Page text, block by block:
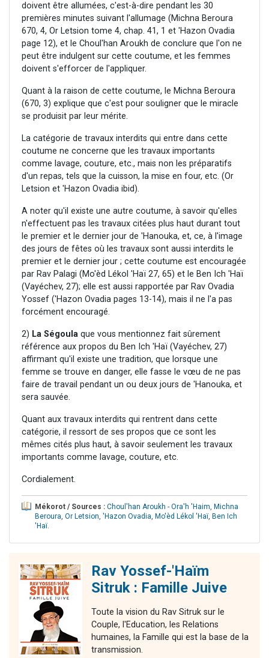
doivent être allumées, c'est-à-dire pendant les 30
premières minutes suivant l'allumage (Michna Beroura
670, 4, Or Letsion tome 4, chap. 41, 1 et 'Hazon Ovadia
page 12), et le Choul'han Aroukh de conclure que l'on ne
peut être indulgent sur cette coutume, et les femmes
doivent s'efforcer de l'appliquer.
Quant à la raison de cette coutume, le Michna Beroura
(670, 3) explique que c'est pour souligner que le miracle
se produisit par leur mérite.
La catégorie de travaux interdits qui entre dans cette
coutume ne concerne que les travaux importants
comme lavage, couture, etc., mais non les préparatifs
d'un repas, tels que la cuisson, la mise en four, etc. (Or
Letsion et 'Hazon Ovadia ibid).
A noter qu'il existe une autre coutume, à savoir qu'elles
n'effectuent pas les travaux citées plus haut durant tout
le premier et le dernier jour de 'Hanouka, et, ce, à l'image
des jours de fêtes où les travaux sont aussi interdits le
premier et le dernier jour ; cette coutume est encouragée
par Rav Palagi (Mo'èd Lékol 'Haï 27, 65) et le Ben Ich 'Haï
(Vayéchev, 27); elle est aussi rapportée par Rav Ovadia
Yossef ('Hazon Ovadia pages 13-14), mais il ne l'a pas
forcément encouragé.
2) La Ségoula que vous mentionnez fait sûrement
référence aux propos du Ben Ich 'Haï (Vayéchev, 27)
affirmant qu'il existe une tradition, que lorsque une
femme se trouve en danger, elle fasse le vœu de ne pas
faire de travail pendant un ou deux jours de 'Hanouka, et
sera sauvée.
Quant aux travaux interdits qui rentrent dans cette
catégorie, il ressort de ses propos que ce sont les
mêmes cités plus haut, à savoir seulement les travaux
importants comme lavage, couture, etc.
Cordialement.
Mékorot / Sources : Choul'han Aroukh - Ora'h 'Haim, Michna
Beroura, Or Letsion, 'Hazon Ovadia, Mo'èd Lékol 'Haï, Ben Ich
'Haï.
Rav Yossef-'Haïm
Sitruk : Famille Juive
Toute la vision du Rav Sitruk sur le
Couple, l'Education, les Relations
humaines, la Famille qui est la base de la
transmission.